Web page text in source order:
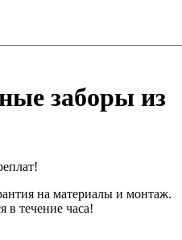
заборы из
на материалы и монтаж.
в течение часа!